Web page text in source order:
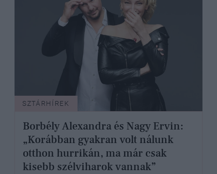
SZTÁRHÍREK
Borbély Alexandra és Nagy Ervin:
„Korábban gyakran volt nálunk
otthon hurrikán, ma már csak
kisebb szélviharok vannak”